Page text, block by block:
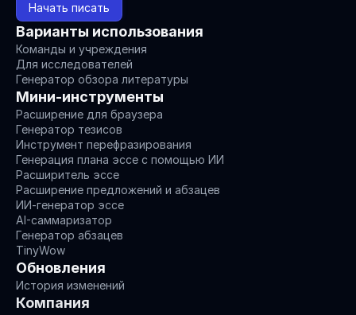
Начать писать
Варианты использования
Команды и учреждения
Для исследователей
Генератор обзора литературы
Мини-инструменты
Расширение для браузера
Генератор тезисов
Инструмент перефразирования
Генерация плана эссе с помощью ИИ
Расширитель эссе
Расширение предложений и абзацев
ИИ-генератор эссе
AI-саммаризатор
Генератор абзацев
TinyWow
Обновления
История изменений
Компания